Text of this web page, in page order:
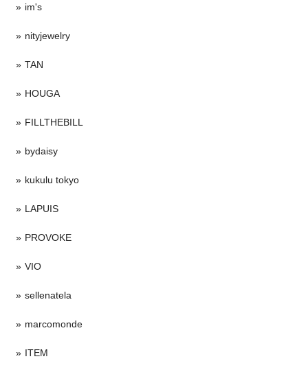
im's
nityjewelry
TAN
HOUGA
FILLTHEBILL
bydaisy
kukulu tokyo
LAPUIS
PROVOKE
VIO
sellenatela
marcomonde
ITEM